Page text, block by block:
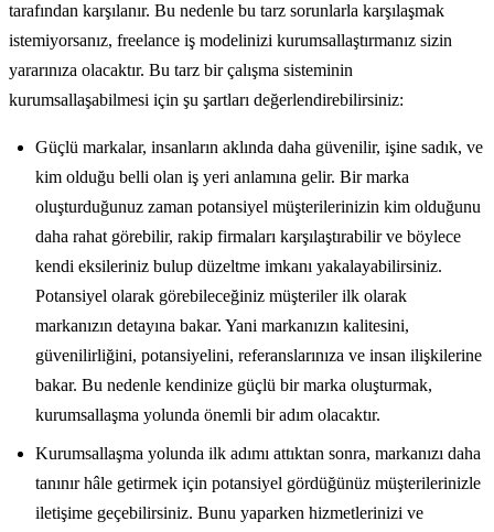
tarafından karşılanır. Bu nedenle bu tarz sorunlarla karşılaşmak
istemiyorsanız, freelance iş modelinizi kurumsallaştırmanız sizin
yararınıza olacaktır. Bu tarz bir çalışma sisteminin
kurumsallaşabilmesi için şu şartları değerlendirebilirsiniz:
Güçlü markalar, insanların aklında daha güvenilir, işine sadık, ve
kim olduğu belli olan iş yeri anlamına gelir. Bir marka
oluşturduğunuz zaman potansiyel müşterilerinizin kim olduğunu
daha rahat görebilir, rakip firmaları karşılaştırabilir ve böylece
kendi eksileriniz bulup düzeltme imkanı yakalayabilirsiniz.
Potansiyel olarak görebileceğiniz müşteriler ilk olarak
markanızın detayına bakar. Yani markanızın kalitesini,
güvenilirliğini, potansiyelini, referanslarınıza ve insan ilişkilerine
bakar. Bu nedenle kendinize güçlü bir marka oluşturmak,
kurumsallaşma yolunda önemli bir adım olacaktır.
Kurumsallaşma yolunda ilk adımı attıktan sonra, markanızı daha
tanınır hâle getirmek için potansiyel gördüğünüz müşterilerinizle
iletişime geçebilirsiniz. Bunu yaparken hizmetlerinizi ve